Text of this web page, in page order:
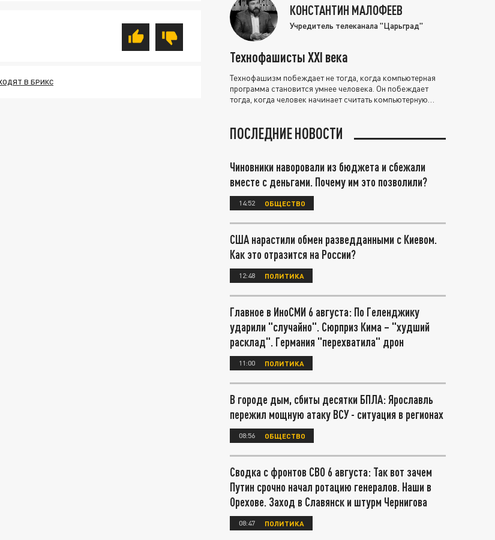
В БРИКС
КОНСТАНТИН МАЛОФЕЕВ
Учредитель телеканала "Царьград"
Технофашисты XXI века
Технофашизм побеждает не тогда, когда компьютерная
программа становится умнее человека. Он побеждает
тогда, когда человек начинает считать компьютерную
ПОСЛЕДНИЕ НОВОСТИ
Чиновники наворовали из бюджета и сбежали
вместе с деньгами. Почему им это позволили?
14:52 ОБЩЕСТВО
США нарастили обмен разведданными с Киевом.
Как это отразится на России?
12:48 ПОЛИТИКА
Главное в ИноСМИ 6 августа: По Геленджику
ударили "случайно". Сюрприз Кима – "худший
расклад". Германия "перехватила" дрон
11:00 ПОЛИТИКА
В городе дым, сбиты десятки БПЛА: Ярославль
пережил мощную атаку ВСУ - ситуация в регионах
08:56 ОБЩЕСТВО
Сводка с фронтов СВО 6 августа: Так вот зачем
Путин срочно начал ротацию генералов. Наши в
Орехове. Заход в Славянск и штурм Чернигова
08:47 ПОЛИТИКА